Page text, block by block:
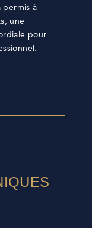
permis à
une
pour